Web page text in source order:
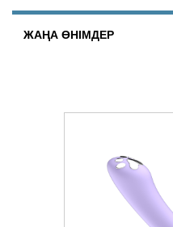
ЖАҢА ӨНІМДЕР